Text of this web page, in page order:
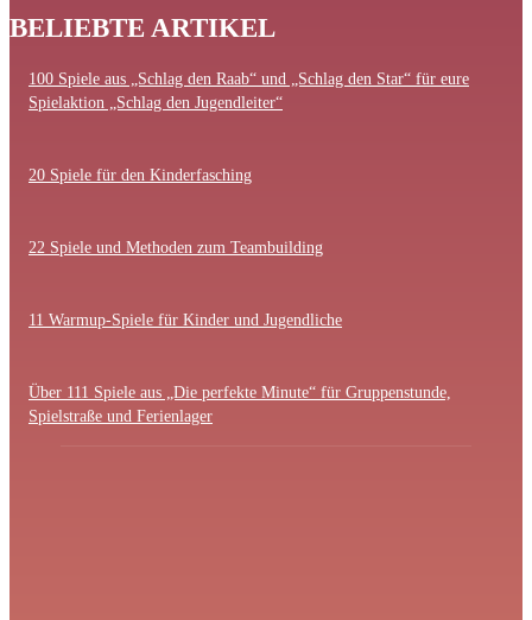
BELIEBTE ARTIKEL
100 Spiele aus „Schlag den Raab“ und „Schlag den Star“ für eure
Spielaktion „Schlag den Jugendleiter“
20 Spiele für den Kinderfasching
22 Spiele und Methoden zum Teambuilding
11 Warmup-Spiele für Kinder und Jugendliche
Über 111 Spiele aus „Die perfekte Minute“ für Gruppenstunde,
Spielstraße und Ferienlager